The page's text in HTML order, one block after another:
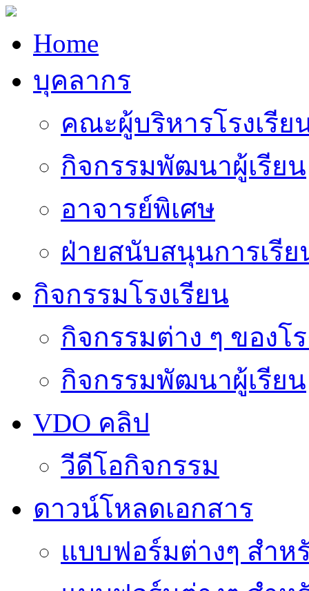
Home
บุคลากร
คณะผู้บริหารโรงเรีย
กิจกรรมพัฒนาผู้เรียน
อาจารย์พิเศษ
ฝ่ายสนับสนุนการเรี
กิจกรรมโรงเรียน
กิจกรรมต่าง ๆ ของโ
กิจกรรมพัฒนาผู้เรียน
VDO คลิป
วีดีโอกิจกรรม
ดาวน์โหลดเอกสาร
แบบฟอร์มต่างๆ สำห